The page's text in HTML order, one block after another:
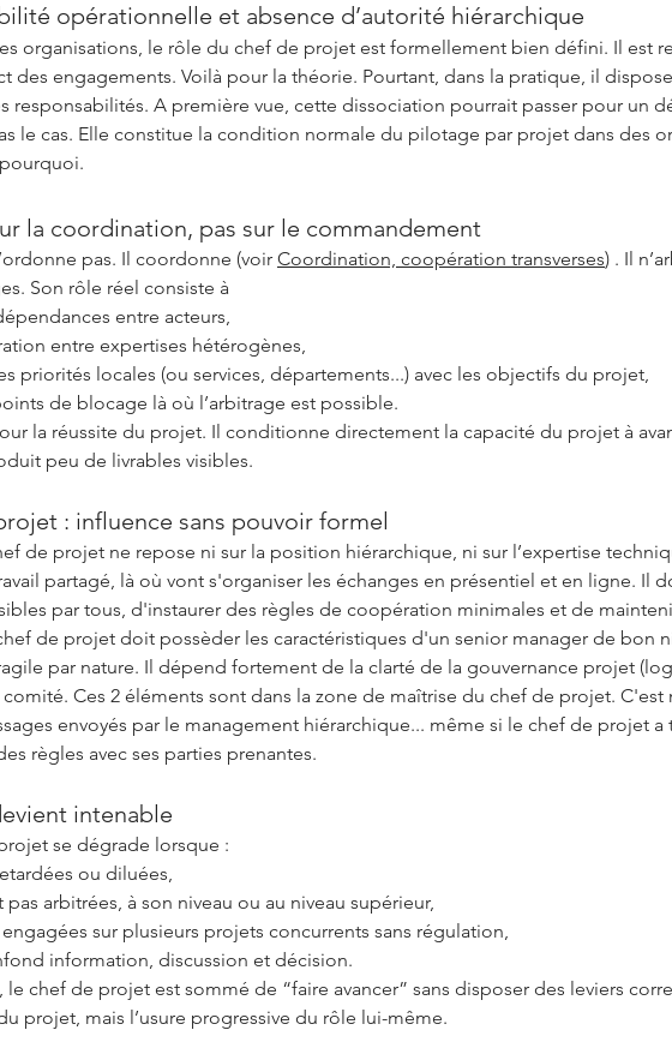
opérationnelle et absence d’autorité hiérarchique
organisations, le rôle du chef de projet est formellement bien défini. Il est
des engagements. Voilà pour la théorie. Pourtant, dans la pratique, il
responsabilités. A première vue, cette dissociation pourrait passer pour un
le cas. Elle constitue la condition normale du pilotage par projet dans des
la coordination, pas sur le commandement
pas. Il coordonne (voir Coordination, coopération transverses) . Il
Son rôle réel consiste à
entre acteurs,
entre expertises hétérogènes,
priorités locales (ou services, départements...) avec les objectifs du projet,
de blocage là où l’arbitrage est possible.
la réussite du projet. Il conditionne directement la capacité du projet à
peu de livrables visibles.
: influence sans pouvoir formel
de projet ne repose ni sur la position hiérarchique, ni sur l’expertise
partagé, là où vont s'organiser les échanges en présentiel et en ligne. Il
par tous, d'instaurer des règles de coopération minimales et de
de projet doit possèder les caractéristiques d'un senior manager de bon
par nature. Il dépend fortement de la clarté de la gouvernance projet
Ces 2 éléments sont dans la zone de maîtrise du chef de projet. C'est
envoyés par le management hiérarchique... même si le chef de projet
règles avec ses parties prenantes.
intenable
se dégrade lorsque :
ou diluées,
arbitrées, à son niveau ou au niveau supérieur,
sur plusieurs projets concurrents sans régulation,
information, discussion et décision.
le chef de projet est sommé de “faire avancer” sans disposer des leviers
projet, mais l’usure progressive du rôle lui-même.